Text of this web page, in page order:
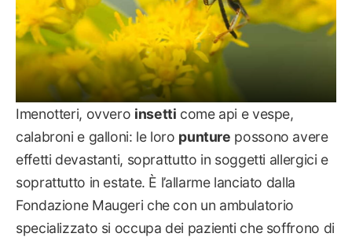
Imenotteri, ovvero insetti come api e vespe,
calabroni e galloni: le loro punture possono avere
effetti devastanti, soprattutto in soggetti allergici e
soprattutto in estate. È l’allarme lanciato dalla
Fondazione Maugeri che con un ambulatorio
specializzato si occupa dei pazienti che soffrono di